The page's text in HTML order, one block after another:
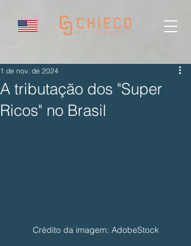
A tributação dos "Super
Ricos" no Brasil
1 de nov. de 2024
Crédito da imagem: AdobeStock